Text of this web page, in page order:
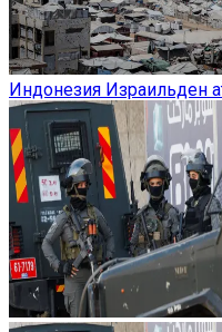
Индонезия Израильден